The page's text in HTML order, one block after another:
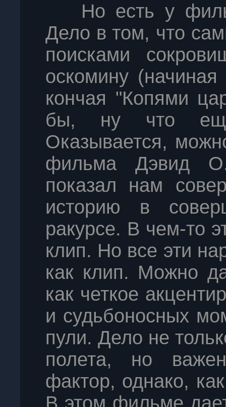
Но есть у
Дело в том, что
поисками
оскомину
кончая "Копями
бы, ну что
Оказывается,
фильма Дэвид
показал нам
историю в
ракурсе. В чем-то
клип. Но все эти
как клип. Можно
как четкое
и судьбоносных
пули. Дело не
полета, но
фактор, однако,